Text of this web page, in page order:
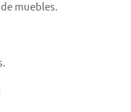
muebles.